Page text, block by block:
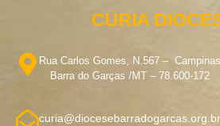
CÚRIA
Rua Carlos Gomes, N.567 – Campinas
Barra do Garças /MT – 78.600-172
curia@diocesebarradogarcas.org.br